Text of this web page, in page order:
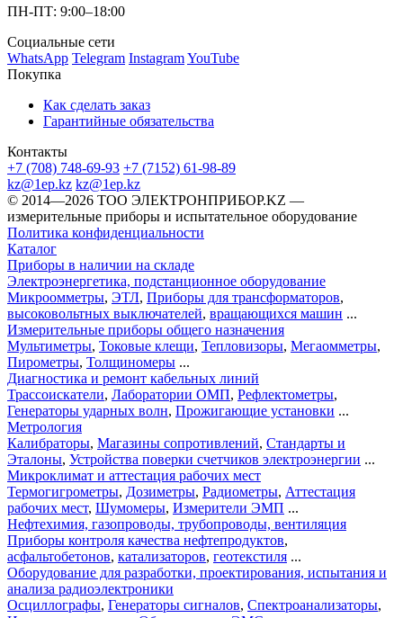
ПН-ПТ: 9:00–18:00
Социальные сети
WhatsApp Telegram InstagramYouTube
Покупка
Как сделать заказ
Гарантийные обязательства
Контакты
+7 (708) 748-69-93 +7 (7152) 61-98-89
kz@1ep.kz kz@1ep.kz
©️ 2014—2026 ТОО ЭЛЕКТРОНПРИБОР.KZ —
измерительные приборы и испытательное оборудование
Политика конфиденциальности
Каталог
Приборы в наличии на складе
Электроэнергетика, подстанционное оборудование
Микроомметры, ЭТЛ, Приборы для трансформаторов,
высоковольтных выключателей, вращающихся машин ...
Измерительные приборы общего назначения
Мультиметры, Токовые клещи, Тепловизоры, Мегаомметры,
Пирометры, Толщиномеры ...
Диагностика и ремонт кабельных линий
Трассоискатели, Лаборатории ОМП, Рефлектометры,
Генераторы ударных волн, Прожигающие установки ...
Метрология
Калибраторы, Магазины сопротивлений, Стандарты и
Эталоны, Устройства поверки счетчиков электроэнергии ...
Микроклимат и аттестация рабочих мест
Термогигрометры, Дозиметры, Радиометры, Аттестация
рабочих мест, Шумомеры, Измерители ЭМП ...
Нефтехимия, газопроводы, трубопроводы, вентиляция
Приборы контроля качества нефтепродуктов,
асфальтобетонов, катализаторов, геотекстиля ...
Оборудование для разработки, проектирования, испытания и
анализа радиоэлектроники
Осциллографы, Генераторы сигналов, Спектроанализаторы,